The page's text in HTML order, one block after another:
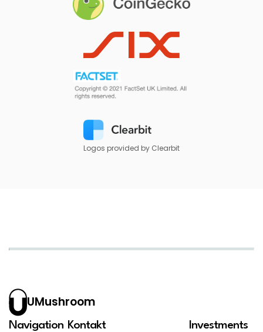
Logos provided by Clearbit
UMushroom
Navigation Kontakt Investments